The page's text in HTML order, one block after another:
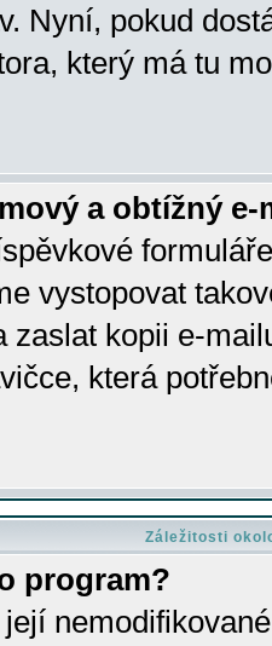
Nyní, pokud
který má tu
a obtížný
vystopovat
zaslat kopii e-
která
Záležitosti
program?